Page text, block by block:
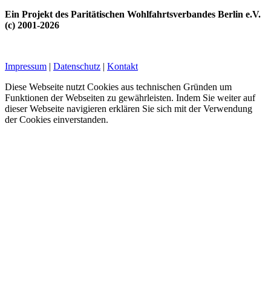
Ein Projekt des Paritätischen Wohlfahrtsverbandes Berlin e.V.
(c) 2001-2026
Impressum | Datenschutz | Kontakt
Diese Webseite nutzt Cookies aus technischen Gründen um
Funktionen der Webseiten zu gewährleisten. Indem Sie weiter auf
dieser Webseite navigieren erklären Sie sich mit der Verwendung
der Cookies einverstanden.